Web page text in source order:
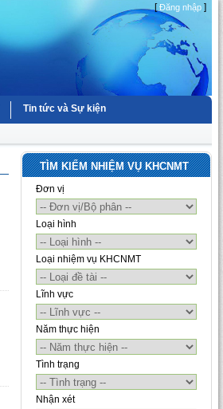
[Đăng nhập ]
Tin tức và Sự kiện
TÌM KIẾM NHIỆM VỤ KHCNMT
Đơn vị
Loại hình
Loại nhiệm vụ KHCNMT
Lĩnh vực
Năm thực hiện
Tình trạng
Nhận xét